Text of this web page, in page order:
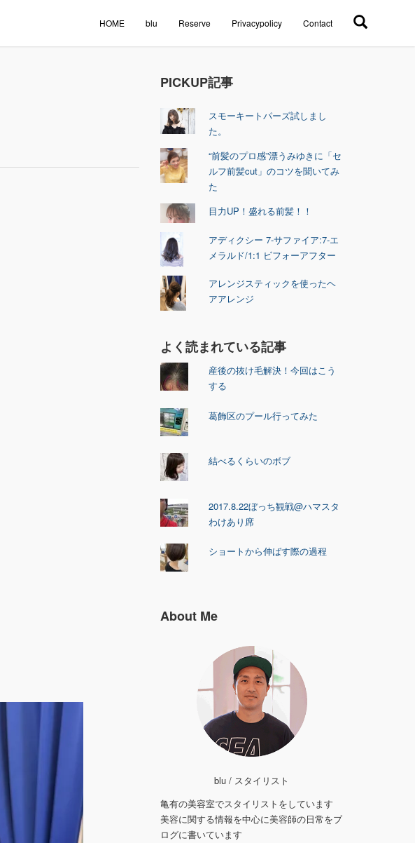
HOME blu Reserve Privacypolicy Contact
PICKUP記事
スモーキートパーズ試しまし
た。
“前髪のプロ感”漂うみゆきに「セ
ルフ前髪cut」のコツを聞いてみ
た
目力UP！盛れる前髪！！
アディクシー 7-サファイア:7-エ
メラルド/1:1 ビフォーアフター
アレンジスティックを使ったヘ
アアレンジ
よく読まれている記事
産後の抜け毛解決！今回はこう
する
葛飾区のプール行ってみた
結べるくらいのボブ
2017.8.22ぼっち観戦@ハマスタ
わけあり席
ショートから伸ばす際の過程
About Me
blu / スタイリスト
亀有の美容室でスタイリストをしています
美容に関する情報を中心に美容師の日常をブ
ログに書いています